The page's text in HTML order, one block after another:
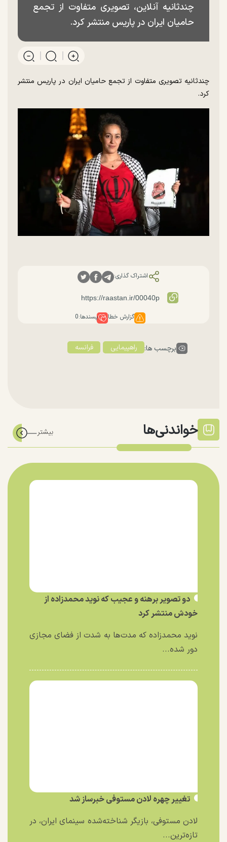
چندثانیه آنلاین، تصویری متفاوت از تجمع
حامیان ایران در پاریس منتشر کرد.
چندثانیه تصویری متفاوت از تجمع حامیان ایران در پاریس منتشر
کرد.
اشتراک گذاری:
گزارش خطا پسندها:0
برچسب ها: راهپیمایی فرانسه
خواندنی‌ها
دو تصویر برهنه و عجیب که نوید محمدزاده از
خودش منتشر کرد
نوید محمدزاده که مدت‌ها به شدت از فضای مجازی
دور شده...
تغییر چهره لادن مستوفی خبرساز شد
لادن مستوفی، بازیگر شناخته‌شده سینمای ایران، در
تازه‌ترین...